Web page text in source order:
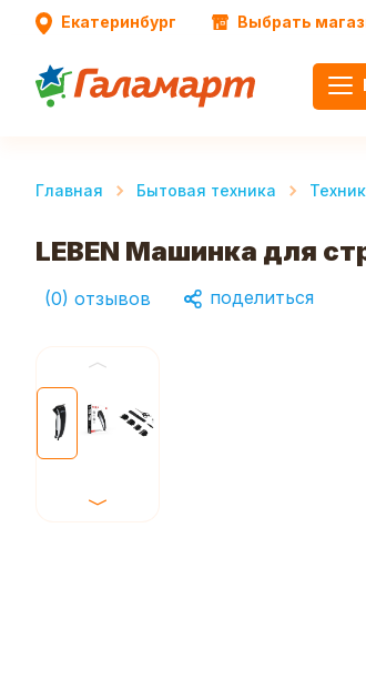
Екатеринбург Выбрать
Главная Бытовая техника
LEBEN Машинка для
(0) отзывов поделиться